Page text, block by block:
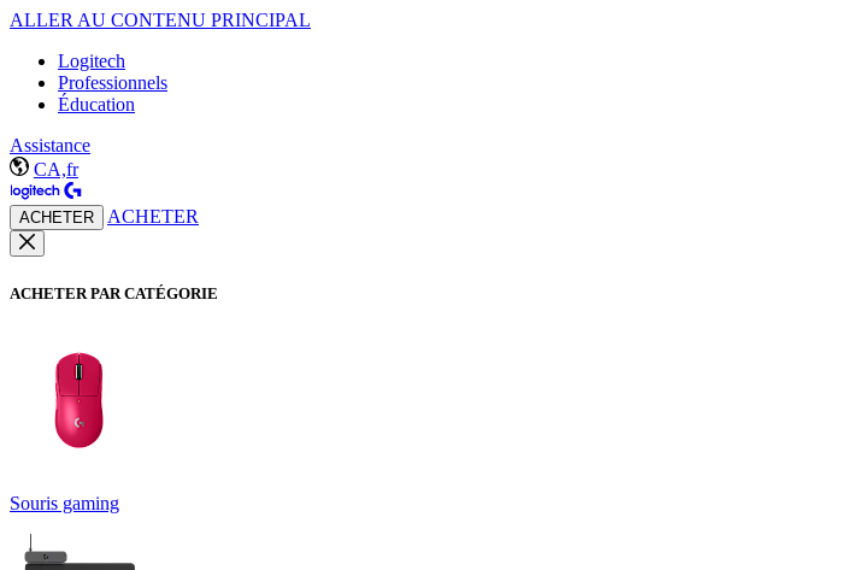
ALLER AU CONTENU PRINCIPAL
Logitech
Professionnels
Éducation
Assistance
CA,fr
ACHETER ACHETER
ACHETER PAR CATÉGORIE
Souris gaming